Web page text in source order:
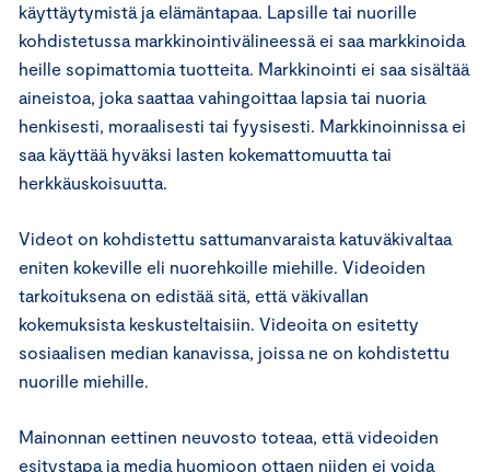
käyttäytymistä ja elämäntapaa. Lapsille tai nuorille
kohdistetussa markkinointivälineessä ei saa markkinoida
heille sopimattomia tuotteita. Markkinointi ei saa sisältää
aineistoa, joka saattaa vahingoittaa lapsia tai nuoria
henkisesti, moraalisesti tai fyysisesti. Markkinoinnissa ei
saa käyttää hyväksi lasten kokemattomuutta tai
herkkäuskoisuutta.
Videot on kohdistettu sattumanvaraista katuväkivaltaa
eniten kokeville eli nuorehkoille miehille. Videoiden
tarkoituksena on edistää sitä, että väkivallan
kokemuksista keskusteltaisiin. Videoita on esitetty
sosiaalisen median kanavissa, joissa ne on kohdistettu
nuorille miehille.
Mainonnan eettinen neuvosto toteaa, että videoiden
esitystapa ja media huomioon ottaen niiden ei voida